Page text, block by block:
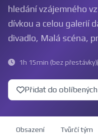
hledání vzájemného
dívkou a celou galerií
divadlo, Malá scéna,
1h 15min (bez přestávky)
Přidat do oblíbených
Obsazení Tvůrčí tým